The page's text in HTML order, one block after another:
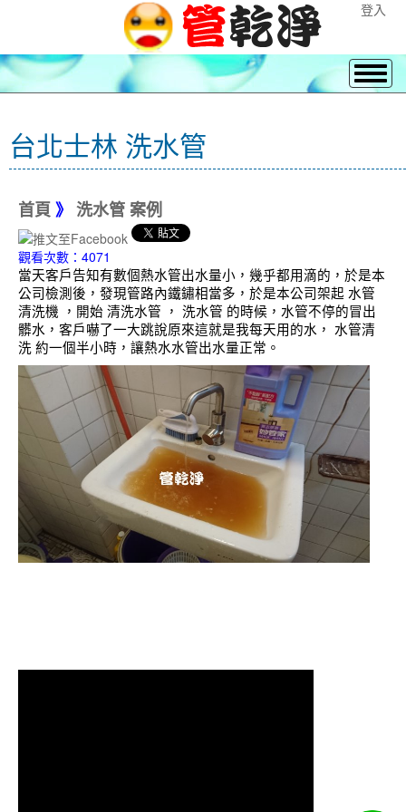
登入
台北士林 洗水管
首頁 》 洗水管 案例
觀看次數：4071
當天客戶告知有數個熱水管出水量小，幾乎都用滴的，於是本
公司檢測後，發現管路內鐵鏽相當多，於是本公司架起 水管
清洗機 ，開始 清洗水管 ， 洗水管 的時候，水管不停的冒出
髒水，客戶嚇了一大跳說原來這就是我每天用的水， 水管清
洗 約一個半小時，讓熱水水管出水量正常。